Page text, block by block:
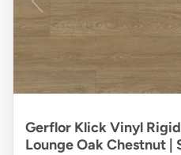
Gerflor Klick Vinyl
Lounge Oak Chestnut |